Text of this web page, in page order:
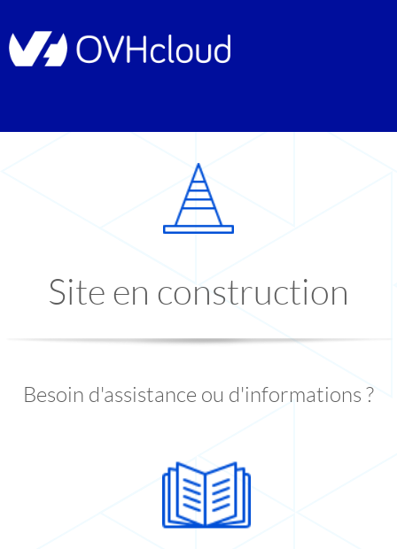
Site en construction
Besoin d'assistance ou d'informations ?